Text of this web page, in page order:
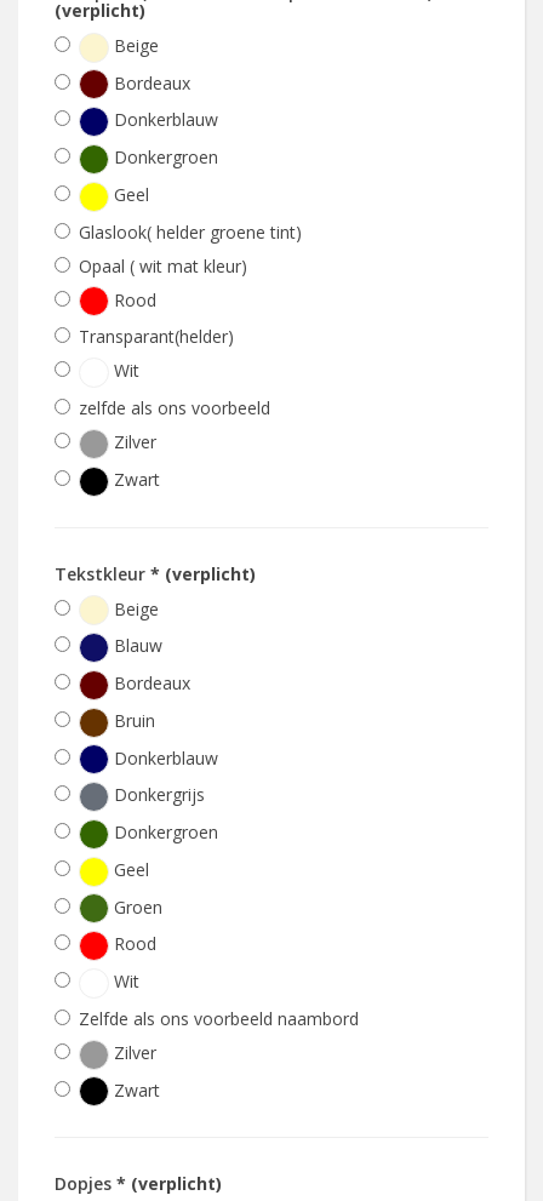
(verplicht)
Beige
Bordeaux
Donkerblauw
Donkergroen
Geel
Glaslook( helder groene tint)
Opaal ( wit mat kleur)
Rood
Transparant(helder)
Wit
zelfde als ons voorbeeld
Zilver
Zwart
Tekstkleur * (verplicht)
Beige
Blauw
Bordeaux
Bruin
Donkerblauw
Donkergrijs
Donkergroen
Geel
Groen
Rood
Wit
Zelfde als ons voorbeeld naambord
Zilver
Zwart
Dopjes * (verplicht)